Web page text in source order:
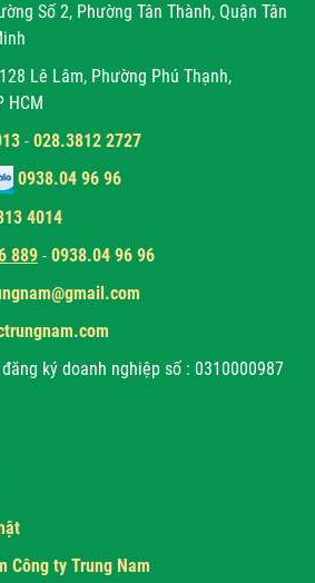
Số 2, Phường Tân Thành, Quận Tân
Lê Lâm, Phường Phú Thạnh,
HCM
- 028.3812 2727
0938.04 96 96
4014
889 - 0938.04 96 96
ký doanh nghiệp số : 0310000987
Công ty Trung Nam